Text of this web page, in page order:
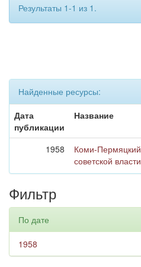
Результаты 1-1 из 1.
Найденные ресурсы:
Дата
публикации
Название
1958
Коми-Пермяцкий
советской власти
Фильтр
По дате
1958